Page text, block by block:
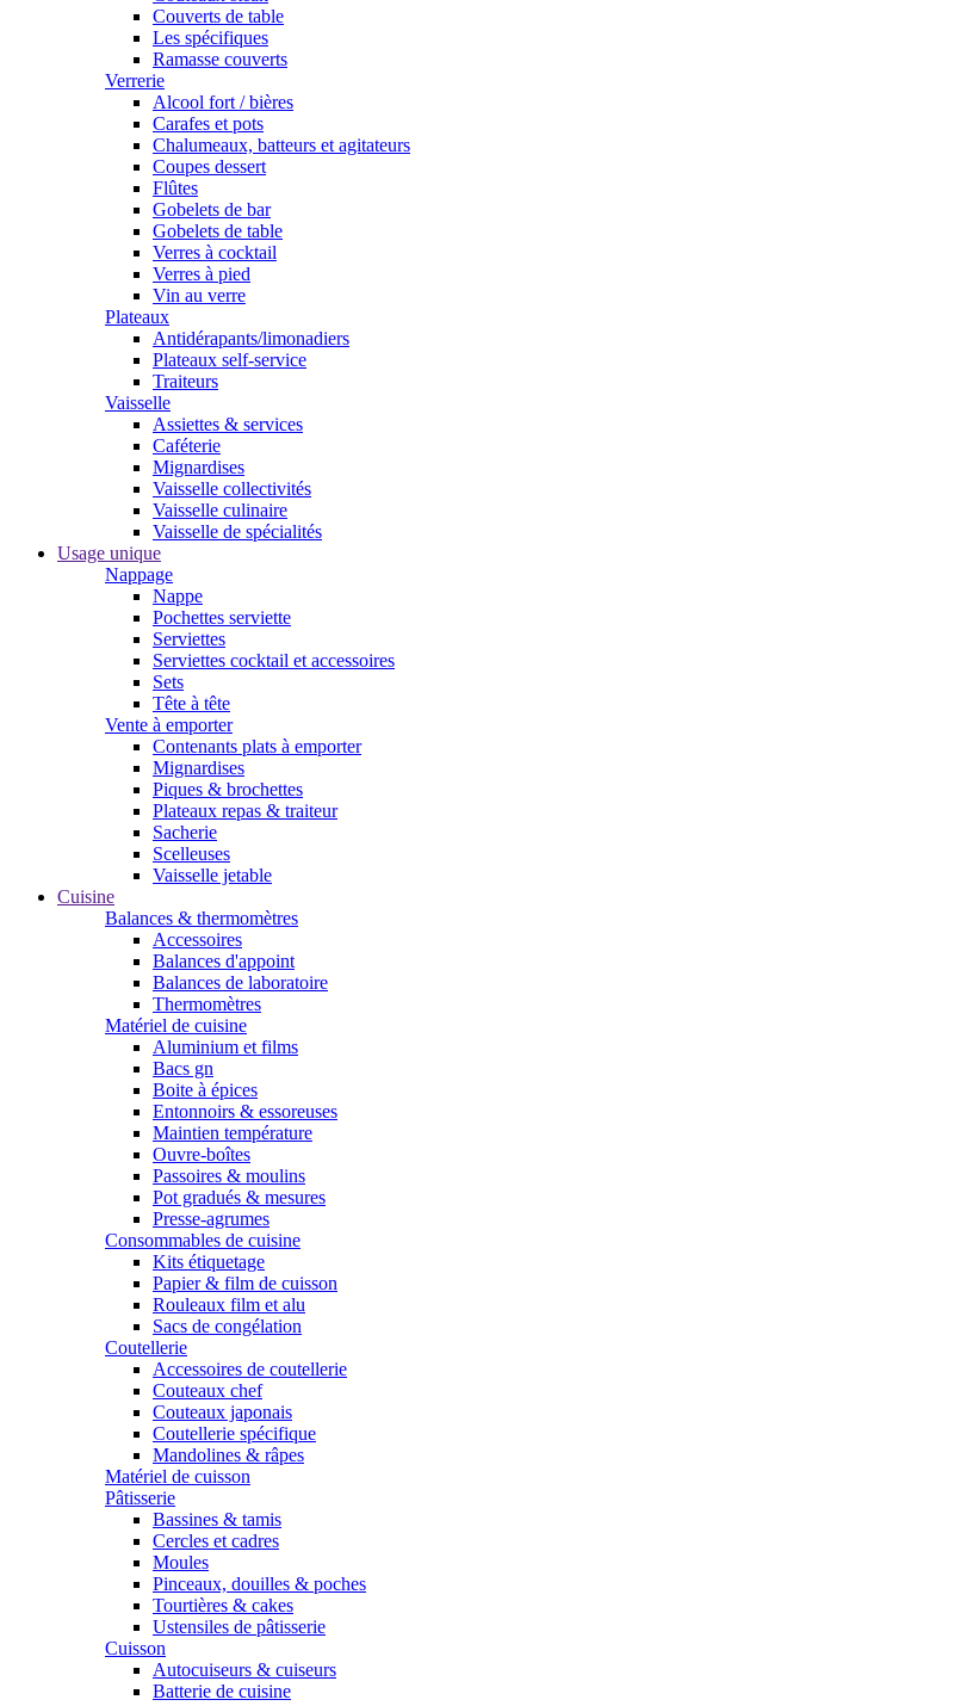
Couverts de table
Les spécifiques
Ramasse couverts
Verrerie
Alcool fort / bières
Carafes et pots
Chalumeaux, batteurs et agitateurs
Coupes dessert
Flûtes
Gobelets de bar
Gobelets de table
Verres à cocktail
Verres à pied
Vin au verre
Plateaux
Antidérapants/limonadiers
Plateaux self-service
Traiteurs
Vaisselle
Assiettes & services
Caféterie
Mignardises
Vaisselle collectivités
Vaisselle culinaire
Vaisselle de spécialités
Usage unique
Nappage
Nappe
Pochettes serviette
Serviettes
Serviettes cocktail et accessoires
Sets
Tête à tête
Vente à emporter
Contenants plats à emporter
Mignardises
Piques & brochettes
Plateaux repas & traiteur
Sacherie
Scelleuses
Vaisselle jetable
Cuisine
Balances & thermomètres
Accessoires
Balances d'appoint
Balances de laboratoire
Thermomètres
Matériel de cuisine
Aluminium et films
Bacs gn
Boite à épices
Entonnoirs & essoreuses
Maintien température
Ouvre-boîtes
Passoires & moulins
Pot gradués & mesures
Presse-agrumes
Consommables de cuisine
Kits étiquetage
Papier & film de cuisson
Rouleaux film et alu
Sacs de congélation
Coutellerie
Accessoires de coutellerie
Couteaux chef
Couteaux japonais
Coutellerie spécifique
Mandolines & râpes
Matériel de cuisson
Pâtisserie
Bassines & tamis
Cercles et cadres
Moules
Pinceaux, douilles & poches
Tourtières & cakes
Ustensiles de pâtisserie
Cuisson
Autocuiseurs & cuiseurs
Batterie de cuisine